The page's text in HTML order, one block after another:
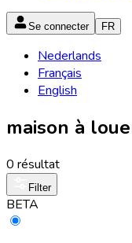
Se connecter FR
Nederlands
Français
English
maison à
0 résultat
Filter
BETA